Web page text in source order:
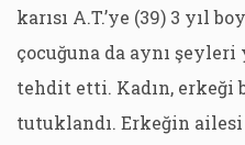
karısı A.T.’ye (39) 3 yıl
çocuğuna da aynı şeyleri
tehdit etti. Kadın, erkeği
tutuklandı. Erkeğin